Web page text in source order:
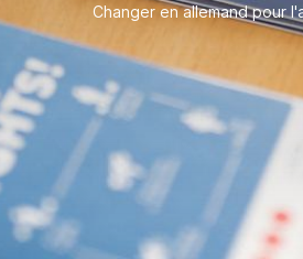
Changer en allemand pour